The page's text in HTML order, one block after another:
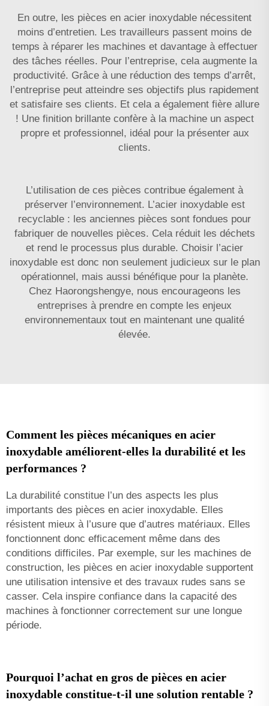
En outre, les pièces en acier inoxydable nécessitent
moins d’entretien. Les travailleurs passent moins de
temps à réparer les machines et davantage à effectuer
des tâches réelles. Pour l’entreprise, cela augmente la
productivité. Grâce à une réduction des temps d’arrêt,
l’entreprise peut atteindre ses objectifs plus rapidement
et satisfaire ses clients. Et cela a également fière allure
! Une finition brillante confère à la machine un aspect
propre et professionnel, idéal pour la présenter aux
clients.
L’utilisation de ces pièces contribue également à
préserver l’environnement. L’acier inoxydable est
recyclable : les anciennes pièces sont fondues pour
fabriquer de nouvelles pièces. Cela réduit les déchets
et rend le processus plus durable. Choisir l’acier
inoxydable est donc non seulement judicieux sur le plan
opérationnel, mais aussi bénéfique pour la planète.
Chez Haorongshengye, nous encourageons les
entreprises à prendre en compte les enjeux
environnementaux tout en maintenant une qualité
élevée.
Comment les pièces mécaniques en acier
inoxydable améliorent-elles la durabilité et les
performances ?
La durabilité constitue l’un des aspects les plus
importants des pièces en acier inoxydable. Elles
résistent mieux à l’usure que d’autres matériaux. Elles
fonctionnent donc efficacement même dans des
conditions difficiles. Par exemple, sur les machines de
construction, les pièces en acier inoxydable supportent
une utilisation intensive et des travaux rudes sans se
casser. Cela inspire confiance dans la capacité des
machines à fonctionner correctement sur une longue
période.
Pourquoi l’achat en gros de pièces en acier
inoxydable constitue-t-il une solution rentable ?